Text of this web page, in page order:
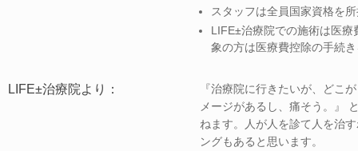
スタッフは全員国家資格を
LIFE±治療院での施術は医
象の方は医療費控除の手続
LIFE±治療院より：
『治療院に行きたいが、どこ
メージがあるし、痛そう。』
ねます。人が人を診て人を治
ングもあると思います。